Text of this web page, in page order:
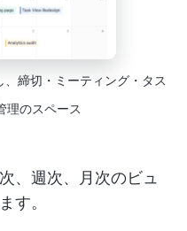
締切・ミーティング・タス
理のスペース
、週次、月次のビュ
す。